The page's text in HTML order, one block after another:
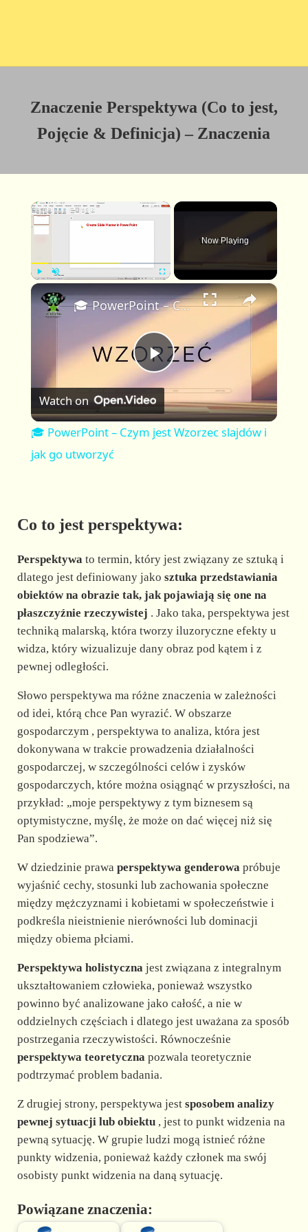
Znaczenie Perspektywa (Co to jest,
Pojęcie & Definicja) – Znaczenia
×
n
m
l
s
c
e
e
n
Now Playing
×
P
l
V
i
d
e
o
🎓 PowerPoint – Czym jest Wzorzec slajdów i jak go utworzyć
Watch on
🎓 PowerPoint – Czym jest Wzorzec slajdów i
jak go utworzyć
Co to jest perspektywa:
Perspektywato termin, który jest związany ze sztuką i
dlatego jest definiowany jako sztuka przedstawiania
obiektów na obrazie tak, jak pojawiają się one na
płaszczyźnie rzeczywistej . Jako taka, perspektywa jest
techniką malarską, która tworzy iluzoryczne efekty u
widza, który wizualizuje dany obraz pod kątem i z
pewnej odległości.
Słowo perspektywa ma różne znaczenia w zależności
od idei, którą chce Pan wyrazić. W obszarze
gospodarczym , perspektywa to analiza, która jest
dokonywana w trakcie prowadzenia działalności
gospodarczej, w szczególności celów i zysków
gospodarczych, które można osiągnąć w przyszłości, na
przykład: „moje perspektywy z tym biznesem są
optymistyczne, myślę, że może on dać więcej niż się
Pan spodziewa”.
W dziedzinie prawa perspektywa genderowapróbuje
wyjaśnić cechy, stosunki lub zachowania społeczne
między mężczyznami i kobietami w społeczeństwie i
podkreśla nieistnienie nierówności lub dominacji
między obiema płciami.
Perspektywa holistycznajest związana z integralnym
ukształtowaniem człowieka, ponieważ wszystko
powinno być analizowane jako całość, a nie w
oddzielnych częściach i dlatego jest uważana za sposób
postrzegania rzeczywistości. Równocześnie
perspektywa teoretycznapozwala teoretycznie
podtrzymać problem badania.
Z drugiej strony, perspektywa jest sposobem analizy
pewnej sytuacji lub obiektu, jest to punkt widzenia na
pewną sytuację. W grupie ludzi mogą istnieć różne
punkty widzenia, ponieważ każdy członek ma swój
osobisty punkt widzenia na daną sytuację.
Powiązane znaczenia: